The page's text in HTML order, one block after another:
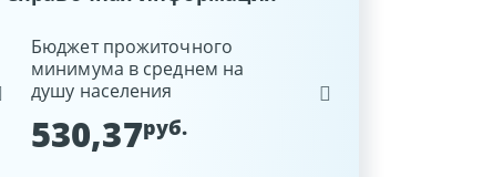
Бюджет прожиточного
минимума в среднем на
душу населения
530,37руб.
Республики Беларусь